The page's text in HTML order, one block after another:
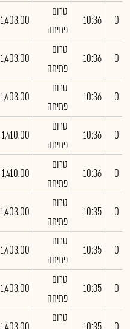
0
10:36
טרום
פתיחה
1,403.00
0
10:36
טרום
פתיחה
1,403.00
0
10:36
טרום
פתיחה
1,403.00
0
10:36
טרום
פתיחה
1,410.00
0
10:36
טרום
פתיחה
1,410.00
0
10:35
טרום
פתיחה
1,403.00
0
10:35
טרום
פתיחה
1,403.00
0
10:35
טרום
פתיחה
1,403.00
טרום